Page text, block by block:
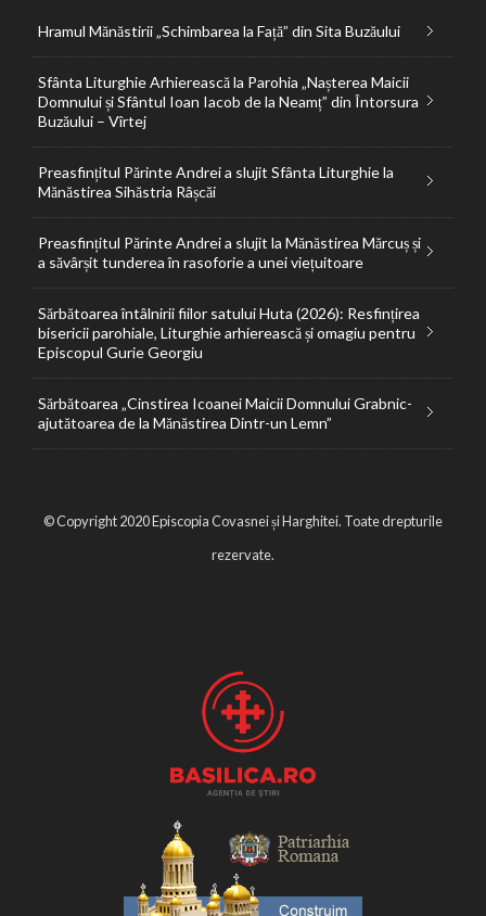
Hramul Mănăstirii „Schimbarea la Față” din Sita Buzăului
Sfânta Liturghie Arhierească la Parohia „Nașterea Maicii
Domnului și Sfântul Ioan Iacob de la Neamț” din Întorsura
Buzăului – Vîrtej
Preasfințitul Părinte Andrei a slujit Sfânta Liturghie la
Mănăstirea Sihăstria Râșcăi
Preasfințitul Părinte Andrei a slujit la Mănăstirea Mărcuș și
a săvârșit tunderea în rasoforie a unei viețuitoare
Sărbătoarea întâlnirii fiilor satului Huta (2026): Resfințirea
bisericii parohiale, Liturghie arhierească și omagiu pentru
Episcopul Gurie Georgiu
Sărbătoarea „Cinstirea Icoanei Maicii Domnului Grabnic-
ajutătoarea de la Mănăstirea Dintr-un Lemn”
© Copyright 2020 Episcopia Covasnei și Harghitei. Toate drepturile
rezervate.